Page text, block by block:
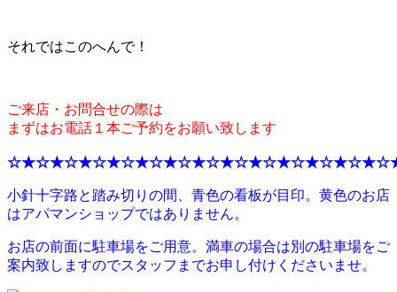
それではこのへんで！
ご来店・お問合せの際は
まずはお電話１本ご予約をお願い致します
小針十字路と踏み切りの間、青色の看板が目印。黄色のお店
はアパマンショップではありません。
お店の前面に駐車場をご用意。満車の場合は別の駐車場をご
案内致しますのでスタッフまでお申し付けくださいませ。